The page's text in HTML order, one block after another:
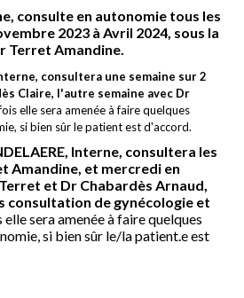
consulte en autonomie tous les
2023 à Avril 2024, sous la
Terret Amandine.
consultera une semaine sur 2
Claire, l'autre semaine avec Dr
elle sera amenée à faire quelques
si bien sûr le patient est d'accord.
Interne, consultera les
Amandine, et mercredi en
et Dr Chabardès Arnaud,
consultation de gynécologie et
elle sera amenée à faire quelques
si bien sûr le/la patient.e est